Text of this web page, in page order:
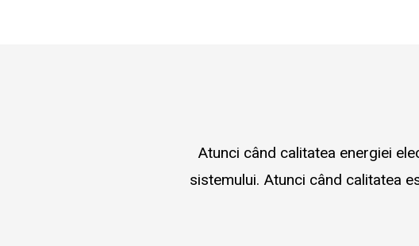
Atunci când calitatea energiei
sistemului. Atunci când calitatea